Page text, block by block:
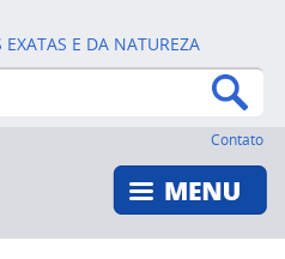
E DA NATUREZA
Contato